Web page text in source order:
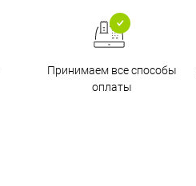
Принимаем все способы
оплаты